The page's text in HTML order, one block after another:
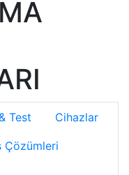
Test Cihazlar
Çözümleri